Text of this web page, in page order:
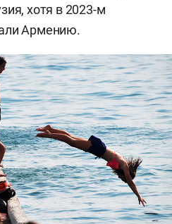
хотя в 2023-м
Армению.